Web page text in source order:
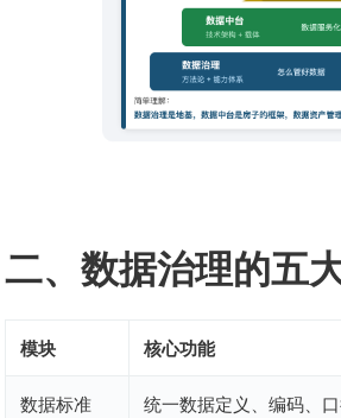
二、数据治理的五
模块 核心功能
数据标准 统一数据定义、编码、